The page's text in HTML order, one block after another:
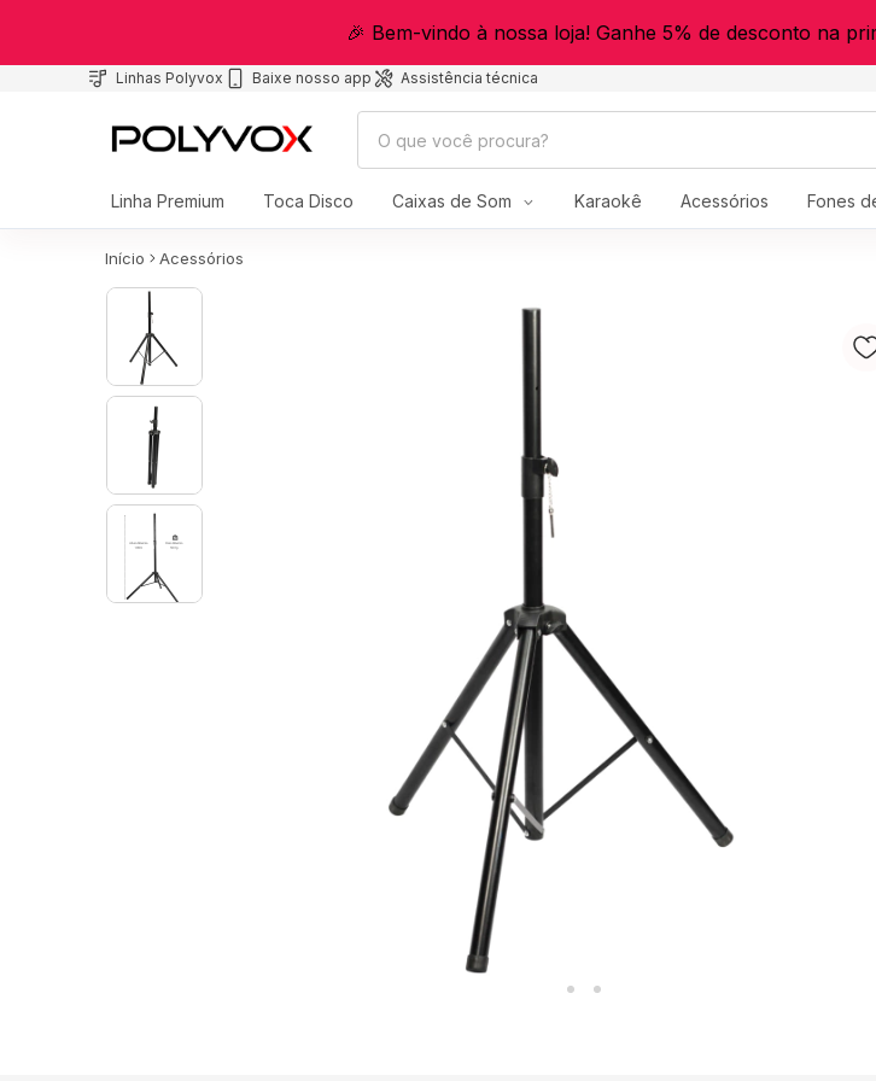
🎉 Bem-vindo à nossa loja! Ganhe 5% de desconto na
Linhas Polyvox Baixe nosso app Assistência técnica
Linha Premium Toca Disco Caixas de Som Karaokê Acessórios Fones
Início Acessórios